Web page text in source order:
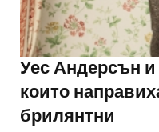
Уес Андерсън и
които
брилянтни